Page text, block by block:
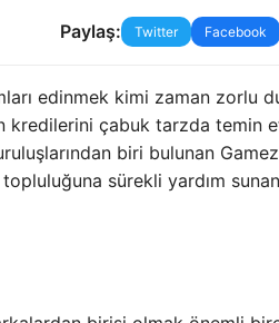
Paylaş: Twitter Facebook
edinmek kimi zaman zorlu
kredilerini çabuk tarzda temin
biri bulunan
sürekli yardım